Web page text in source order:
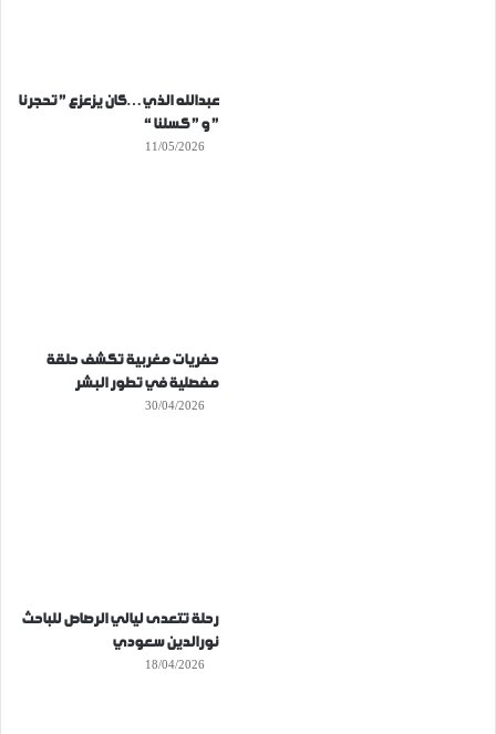
عبدالله الذي…كان يزعزع ” تحجرنا
” و ” كسلنا “
11/05/2026
حفريات مغربية تكشف حلقة
مفصلية في تطور البشر
30/04/2026
رحلة تتعدى ليالي الرصاص للباحث
نورالدين سعودي
18/04/2026